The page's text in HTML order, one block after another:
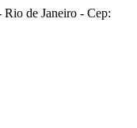
Rio de Janeiro - Cep: